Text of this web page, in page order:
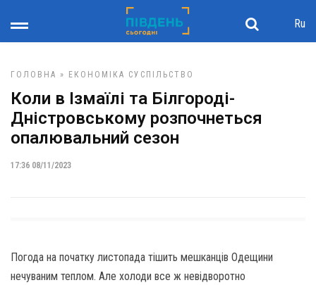
Ru
ГОЛОВНА » ЕКОНОМІКА СУСПІЛЬСТВО
Коли в Ізмаїлі та Білгороді-
Дністровському розпочнеться
опалювальний сезон
17:36 08/11/2023
Погода на початку листопада тішить мешканців Одещини
нечуваним теплом. Але холоди все ж невідворотно